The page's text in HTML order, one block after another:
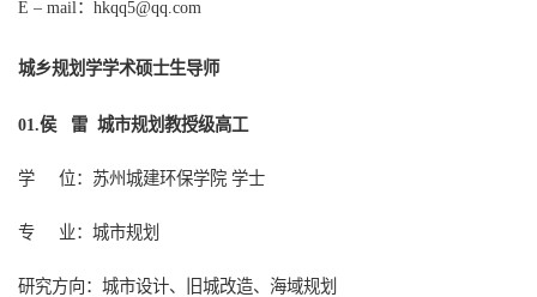
E – mail： hkqq5@qq.com
城乡规划学学术硕士生导师
01.侯 雷 城市规划教授级高工
学 位：苏州城建环保学院 学士
专 业：城市规划
研究方向：城市设计、旧城改造、海域规划